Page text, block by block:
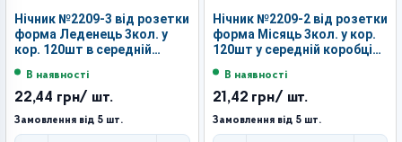
Нічник №2209-3 від розетки
форма Леденець 3кол. у
кор. 120шт в середній
В наявності
22,44 грн/ шт.
Замовлення від 5 шт.
Нічник №2209-2 від розетки
форма Місяць 3кол. у кор.
120шт у середній коробці
В наявності
21,42 грн/ шт.
Замовлення від 5 шт.